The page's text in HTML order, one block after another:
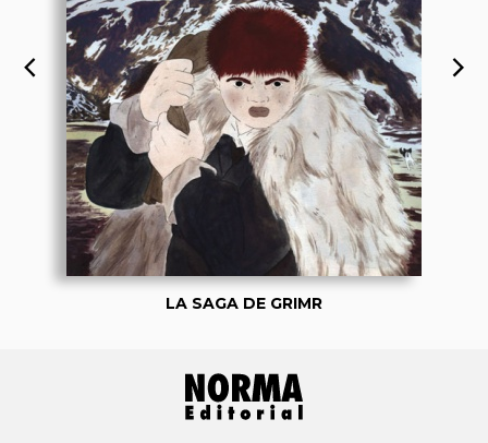
LA SAGA DE GRIMR